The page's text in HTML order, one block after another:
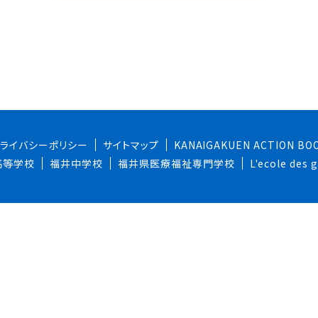
イバシーポリシー サイトマップ
KANAIGAKUEN ACTION
学校 福井中学校 福井県医療福祉専門学校 L'ecole des